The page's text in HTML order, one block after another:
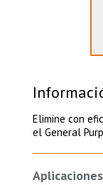
Elimine con
el General